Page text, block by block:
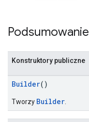
Podsumowanie
Konstruktory publiczne
Builder()
Tworzy Builder